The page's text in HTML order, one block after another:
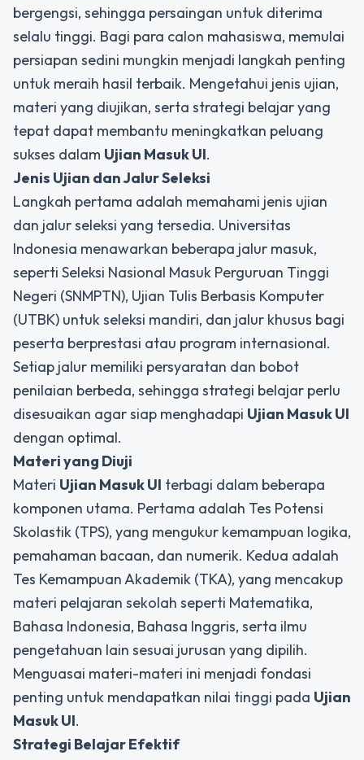
bergengsi, sehingga persaingan untuk diterima
selalu tinggi. Bagi para calon mahasiswa, memulai
persiapan sedini mungkin menjadi langkah penting
untuk meraih hasil terbaik. Mengetahui jenis ujian,
materi yang diujikan, serta strategi belajar yang
tepat dapat membantu meningkatkan peluang
sukses dalam Ujian Masuk UI.
Jenis Ujian dan Jalur Seleksi
Langkah pertama adalah memahami jenis ujian
dan jalur seleksi yang tersedia. Universitas
Indonesia menawarkan beberapa jalur masuk,
seperti Seleksi Nasional Masuk Perguruan Tinggi
Negeri (SNMPTN), Ujian Tulis Berbasis Komputer
(UTBK) untuk seleksi mandiri, dan jalur khusus bagi
peserta berprestasi atau program internasional.
Setiap jalur memiliki persyaratan dan bobot
penilaian berbeda, sehingga strategi belajar perlu
disesuaikan agar siap menghadapi Ujian Masuk UI
dengan optimal.
Materi yang Diuji
Materi Ujian Masuk UI terbagi dalam beberapa
komponen utama. Pertama adalah Tes Potensi
Skolastik (TPS), yang mengukur kemampuan logika,
pemahaman bacaan, dan numerik. Kedua adalah
Tes Kemampuan Akademik (TKA), yang mencakup
materi pelajaran sekolah seperti Matematika,
Bahasa Indonesia, Bahasa Inggris, serta ilmu
pengetahuan lain sesuai jurusan yang dipilih.
Menguasai materi-materi ini menjadi fondasi
penting untuk mendapatkan nilai tinggi pada Ujian
Masuk UI.
Strategi Belajar Efektif